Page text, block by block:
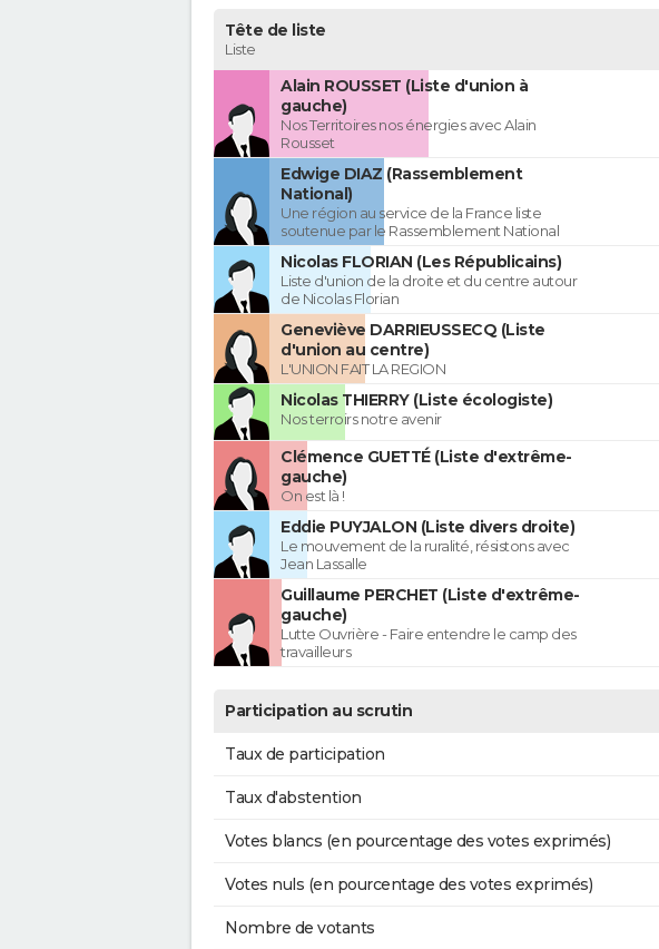
Tête de liste
Liste
Alain ROUSSET (Liste d'union à
gauche)
Nos Territoires nos énergies avec Alain
Rousset
Edwige DIAZ (Rassemblement
National)
Une région au service de la France liste
soutenue par le Rassemblement National
Nicolas FLORIAN (Les Républicains)
Liste d'union de la droite et du centre autour
de Nicolas Florian
Geneviève DARRIEUSSECQ (Liste
d'union au centre)
L'UNION FAIT LA REGION
Nicolas THIERRY (Liste écologiste)
Nos terroirs notre avenir
Clémence GUETTÉ (Liste d'extrême-
gauche)
On est là !
Eddie PUYJALON (Liste divers droite)
Le mouvement de la ruralité, résistons avec
Jean Lassalle
Guillaume PERCHET (Liste d'extrême-
gauche)
Lutte Ouvrière - Faire entendre le camp des
travailleurs
Participation au scrutin
Taux de participation
Taux d'abstention
Votes blancs (en pourcentage des votes exprimés)
Votes nuls (en pourcentage des votes exprimés)
Nombre de votants